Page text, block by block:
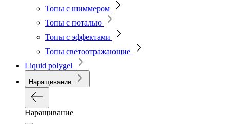
Топы с шиммером
Топы с поталью
Топы с эффектами
Топы светоотражающие
Liquid polygel
Наращивание
Наращивание